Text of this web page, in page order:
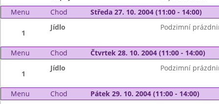
Menu
Chod Středa 27. 10. 2004 (11:00 - 14:00)
1
Jídlo Podzimní
Menu Chod Čtvrtek 28. 10. 2004 (11:00 - 14:00)
1
Jídlo Podzimní
Menu Chod Pátek 29. 10. 2004 (11:00 - 14:00)